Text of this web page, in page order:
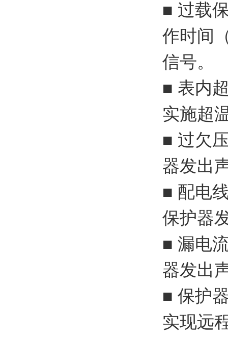
■ 过载
作时间
信号。
■ 表内
实施超
■ 过欠
器发出
■ 配电
保护器
■ 漏电
器发出
■ 保护
实现远